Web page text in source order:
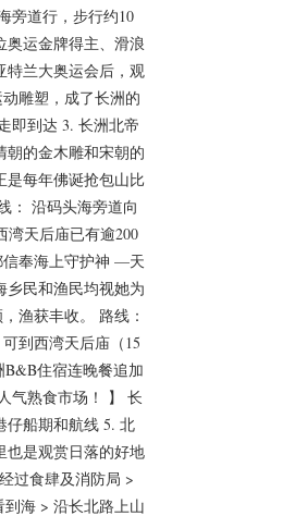
旁道行，步行约10
奥运金牌得主、滑浪
特兰大奥运会后，观
雕塑，成了长洲的
即到达 3. 长洲北帝
朝的金木雕和宋朝的
是每年佛诞抢包山比
： 沿码头海旁道向
湾天后庙已有逾200
信奉海上守护神 —天
乡民和渔民均视她为
渔获丰收。 路线：
到西湾天后庙（15
住宿连晚餐追加
气熟食市场！ 】 长
仔船期和航线 5. 北
也是观赏日落的好地
过食肆及消防局 >
海 > 沿长北路上山